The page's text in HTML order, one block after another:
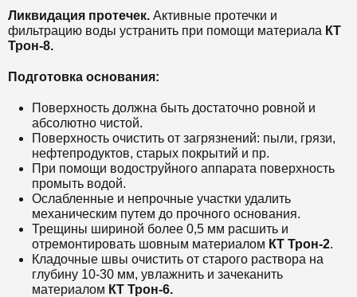
Ликвидация протечек. Активные протечки и
фильтрацию воды устранить при помощи материала КТ
Трон-8.
Подготовка основания:
Поверхность должна быть достаточно ровной и
абсолютно чистой.
Поверхность очистить от загрязнений: пыли, грязи,
нефтепродуктов, старых покрытий и пр.
При помощи водоструйного аппарата поверхность
промыть водой.
Ослабленные и непрочные участки удалить
механическим путем до прочного основания.
Трещины шириной более 0,5 мм расшить и
отремонтировать шовным материалом КТ Трон-2.
Кладочные швы очистить от старого раствора на
глубину 10-30 мм, увлажнить и зачеканить
материалом КТ Трон-6.